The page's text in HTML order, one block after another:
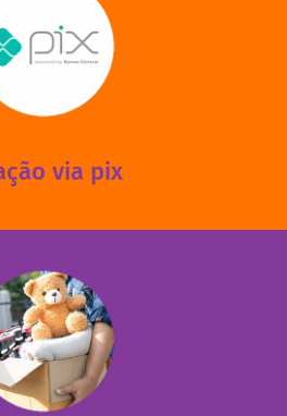
via pix
são muito importantes para
unidades em funcionamento!
mais
na Rua Belmonte, 547 – Vila
a sexta, das 8h30 às 11h30 e
(sextas até às 16h30).
conosco